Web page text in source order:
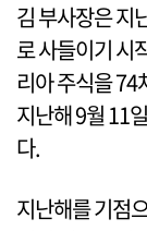
김 부사장은 지
로 사들이기 시
리아 주식을
지난해 9월 11
다.
지난해를 기점